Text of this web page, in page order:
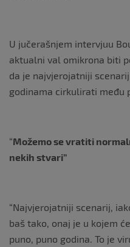
U jučerašnjem intervjuu
aktualni val omikrona biti
da je najvjerojatniji
godinama cirkulirati među
“Možemo se vratiti
nekih stvari”
“Najvjerojatniji scenarij,
baš tako, onaj je u kojem
puno, puno godina. To je